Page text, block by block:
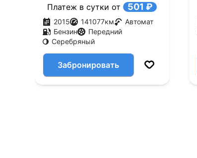
Платеж в сутки от 501 ₽
2015 141077км
Автомат
Бензин
Передний
Серебряный
Забронировать